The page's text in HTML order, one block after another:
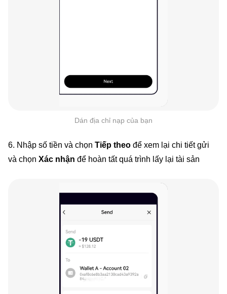
Dán địa chỉ nạp của bạn
6. Nhập số tiền và chọn Tiếp theo để xem lại chi tiết gửi
và chọn Xác nhận để hoàn tất quá trình lấy lại tài sản